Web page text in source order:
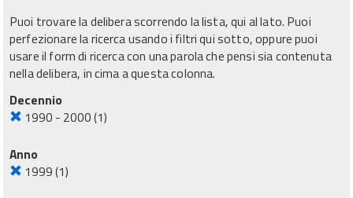
Puoi trovare la delibera scorrendo la lista, qui al lato. Puoi
perfezionare la ricerca usando i filtri qui sotto, oppure puoi
usare il form di ricerca con una parola che pensi sia contenuta
nella delibera, in cima a questa colonna.
Decennio
1990 - 2000(1)
Anno
1999(1)